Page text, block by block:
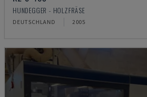
HUNDEGGER - HOLZFRÄSE
DEUTSCHLAND 2005